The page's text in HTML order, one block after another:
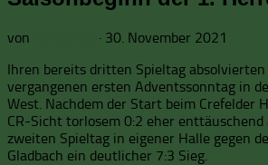
von · 30. November 2021
Ihren bereits dritten Spieltag
vergangenen ersten Adventssonntag in
West. Nachdem der Start beim Crefelder
CR-Sicht torlosem 0:2 eher enttäuschend
zweiten Spieltag in eigener Halle gegen
Gladbach ein deutlicher 7:3 Sieg.